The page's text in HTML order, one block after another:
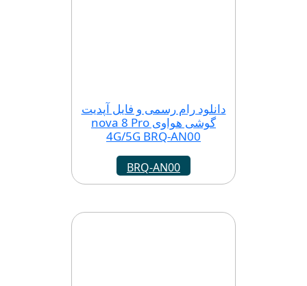
دانلود رام رسمی و فایل آپدیت
گوشی هواوی nova 8 Pro
4G/5G BRQ-AN00
BRQ-AN00